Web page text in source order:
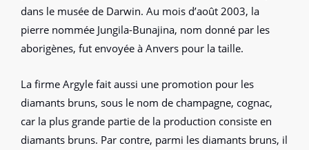
dans le musée de Darwin. Au mois d’août 2003, la
pierre nommée Jungila-Bunajina, nom donné par les
aborigènes, fut envoyée à Anvers pour la taille.
La firme Argyle fait aussi une promotion pour les
diamants bruns, sous le nom de champagne, cognac,
car la plus grande partie de la production consiste en
diamants bruns. Par contre, parmi les diamants bruns, il